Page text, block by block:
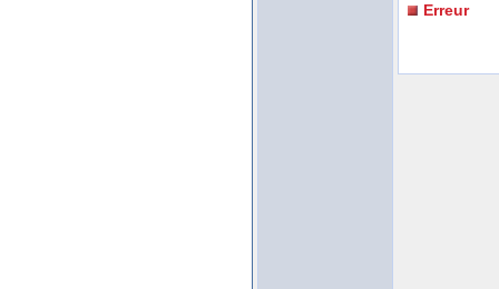
Erreur